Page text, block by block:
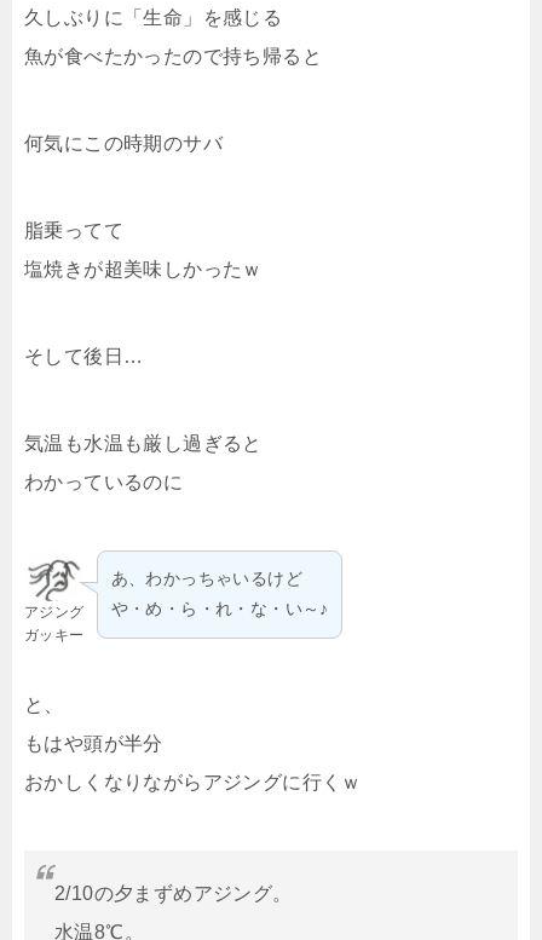
久しぶりに「生命」を感じる
魚が食べたかったので持ち帰ると
何気にこの時期のサバ
脂乗ってて
塩焼きが超美味しかったｗ
そして後日…
気温も水温も厳し過ぎると
わかっているのに
アジング
ガッキー
あ、わかっちゃいるけど
や・め・ら・れ・な・い～♪
と、
もはや頭が半分
おかしくなりながらアジングに行くｗ
2/10の夕まずめアジング。
水温8℃。